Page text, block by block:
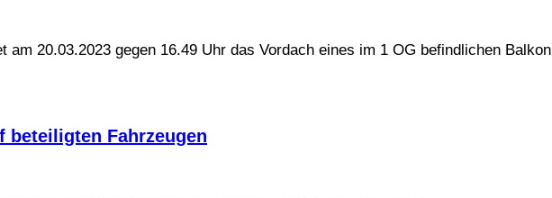
20.03.2023 gegen 16.49 Uhr das Vordach eines im 1 OG befindlichen Balkon
beteiligten Fahrzeugen